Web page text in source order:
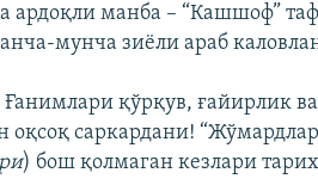
ардоқли манба – “Кашшоф”
мунча зиёли араб
қўрқув, ғайирлик
оқсоқ саркардани!
) бош қолмаган кезлари